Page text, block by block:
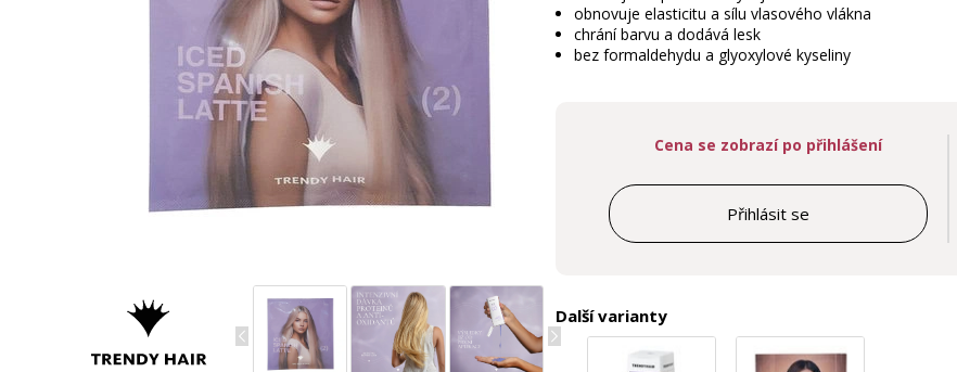
obnovuje elasticitu a sílu vlasového vlákna
chrání barvu a dodává lesk
bez formaldehydu a glyoxylové kyseliny
Cena se zobrazí po přihlášení
Přihlásit se
Další varianty